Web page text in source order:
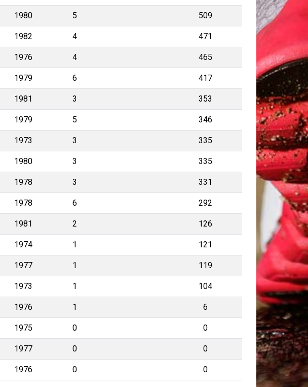
1980 5 509
1982 4 471
1976 4 465
1979 6 417
1981 3 353
1979 5 346
1973 3 335
1980 3 335
1978 3 331
1978 6 292
1981 2 126
1974 1 121
1977 1 119
1973 1 104
1976 1 6
1975 0 0
1977 0 0
1976 0 0